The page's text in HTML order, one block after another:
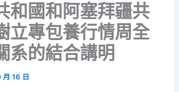
和國和阿塞拜疆共
立專包養行情周全
系的結合講明
16 日